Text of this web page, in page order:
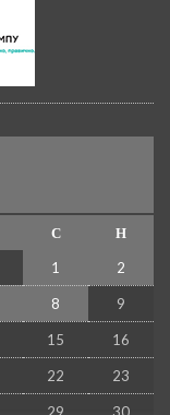
С
Н
1
2
8 9
15 16
22 23